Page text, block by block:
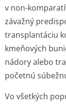
v non-
závažný
transplantáciu
kmeňových
nádory alebo
početnú
Vo všetkých